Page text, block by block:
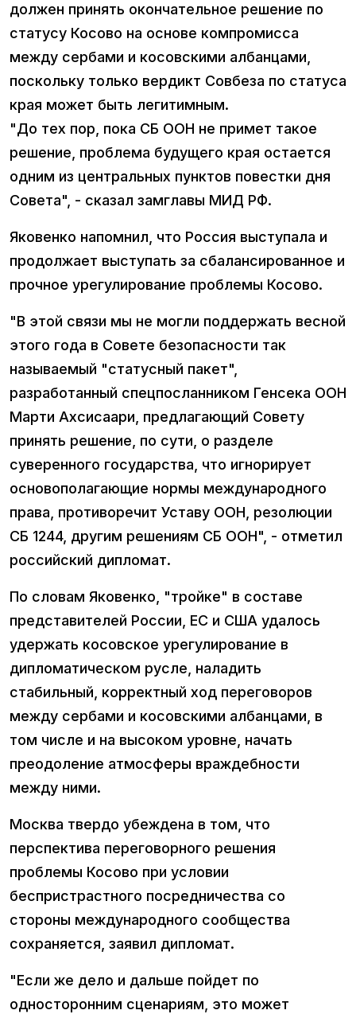
должен принять окончательное решение по
статусу Косово на основе компромисса
между сербами и косовскими албанцами,
поскольку только вердикт Совбеза по статуса
края может быть легитимным.
"До тех пор, пока СБ ООН не примет такое
решение, проблема будущего края остается
одним из центральных пунктов повестки дня
Совета", - сказал замглавы МИД РФ.
Яковенко напомнил, что Россия выступала и
продолжает выступать за сбалансированное и
прочное урегулирование проблемы Косово.
"В этой связи мы не могли поддержать весной
этого года в Совете безопасности так
называемый "статусный пакет",
разработанный спецпосланником Генсека ООН
Марти Ахсисаари, предлагающий Совету
принять решение, по сути, о разделе
суверенного государства, что игнорирует
основополагающие нормы международного
права, противоречит Уставу ООН, резолюции
СБ 1244, другим решениям СБ ООН", - отметил
российский дипломат.
По словам Яковенко, "тройке" в составе
представителей России, ЕС и США удалось
удержать косовское урегулирование в
дипломатическом русле, наладить
стабильный, корректный ход переговоров
между сербами и косовскими албанцами, в
том числе и на высоком уровне, начать
преодоление атмосферы враждебности
между ними.
Москва твердо убеждена в том, что
перспектива переговорного решения
проблемы Косово при условии
беспристрастного посредничества со
стороны международного сообщества
сохраняется, заявил дипломат.
"Если же дело и дальше пойдет по
односторонним сценариям, это может